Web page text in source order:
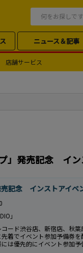
ニュース＆記事
店舗サービス
」発売記念 イン
売記念 インストアイベ
」
コード渋谷店、新宿店、秋
着でイベント参加予備券を
には優先的にイベント参加